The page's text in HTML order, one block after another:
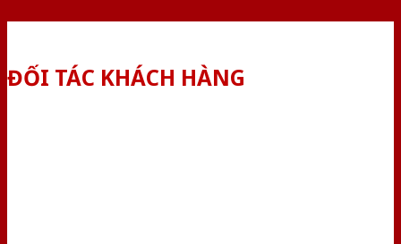
ĐỐI TÁC KHÁCH HÀNG